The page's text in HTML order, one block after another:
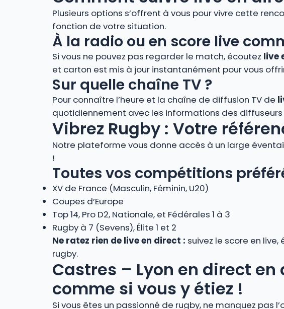
Plusieurs options s’offrent à vous pour vivre cette
fonction de votre situation.
À la radio ou en score live
Si vous ne pouvez pas regarder le match, écoutez live
et carton est mis à jour instantanément pour vous
Sur quelle chaîne TV ?
Pour connaître l’heure et la chaîne de diffusion TV de
quotidiennement avec les informations des
Vibrez Rugby : Votre
Notre plateforme vous donne accès à un large
!
Toutes vos compétitions
XV de France (Masculin, Féminin, U20)
Coupes d’Europe
Top 14, Pro D2, Nationale, et Fédérales 1 à 3
Rugby à 7 (Sevens), Élite 1 et 2
Ne ratez rien de live en direct : suivez le score en
rugby.
Castres – Lyon en direct
comme si vous y étiez !
Si vous êtes un passionné de rugby, ne manquez pas